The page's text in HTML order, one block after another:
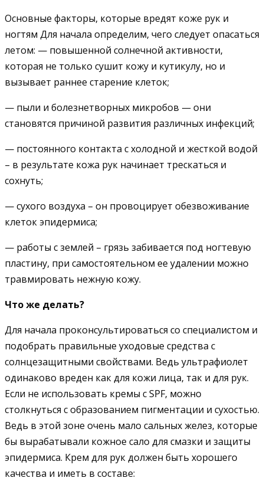
Основные факторы, которые вредят коже рук и
ногтям Для начала определим, чего следует опасаться
летом: — повышенной солнечной активности,
которая не только сушит кожу и кутикулу, но и
вызывает раннее старение клеток;
— пыли и болезнетворных микробов — они
становятся причиной развития различных инфекций;
— постоянного контакта с холодной и жесткой водой
– в результате кожа рук начинает трескаться и
сохнуть;
— сухого воздуха – он провоцирует обезвоживание
клеток эпидермиса;
— работы с землей – грязь забивается под ногтевую
пластину, при самостоятельном ее удалении можно
травмировать нежную кожу.
Что же делать?
Для начала проконсультироваться со специалистом и
подобрать правильные уходовые средства с
солнцезащитными свойствами. Ведь ультрафиолет
одинаково вреден как для кожи лица, так и для рук.
Если не использовать кремы с SPF, можно
столкнуться с образованием пигментации и сухостью.
Ведь в этой зоне очень мало сальных желез, которые
бы вырабатывали кожное сало для смазки и защиты
эпидермиса. Крем для рук должен быть хорошего
качества и иметь в составе: